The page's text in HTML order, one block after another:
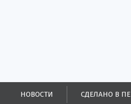
НОВОСТИ СДЕЛАНО В